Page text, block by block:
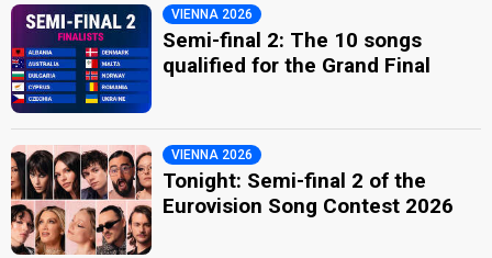
VIENNA 2026
Semi-final 2: The 10 songs
qualified for the Grand Final
VIENNA 2026
Tonight: Semi-final 2 of the
Eurovision Song Contest 2026